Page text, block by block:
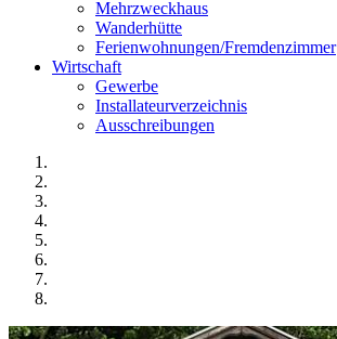
Mehrzweckhaus
Wanderhütte
Ferienwohnungen/Fremdenzimmer
Wirtschaft
Gewerbe
Installateurverzeichnis
Ausschreibungen